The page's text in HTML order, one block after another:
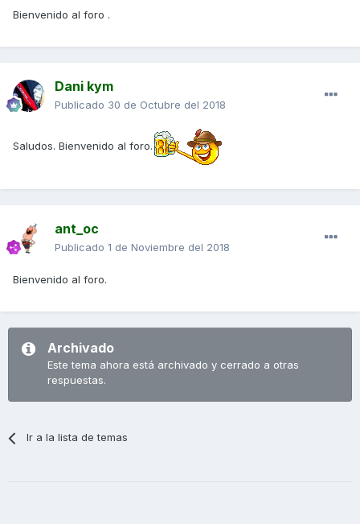
Bienvenido al foro .
Dani kym
Publicado 30 de Octubre del 2018
Saludos. Bienvenido al foro.
ant_oc
Publicado 1 de Noviembre del 2018
Bienvenido al foro.
Archivado
Este tema ahora está archivado y cerrado a otras
respuestas.
Ir a la lista de temas